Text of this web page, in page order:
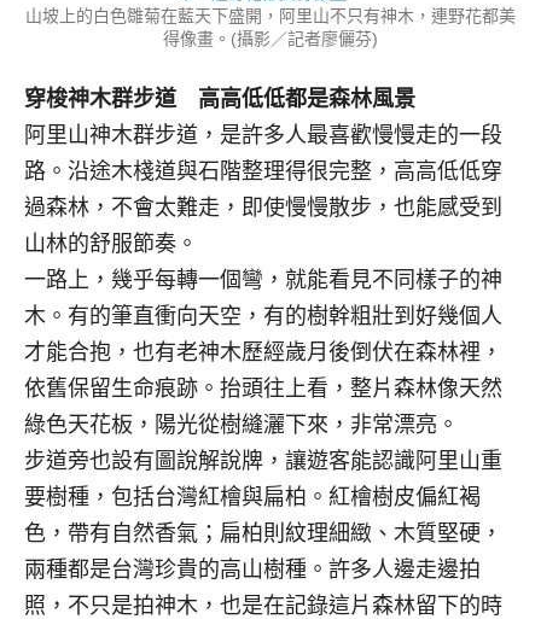
山坡上的白色雛菊在藍天下盛開，阿里山不只有神木，連野花都美
得像畫。(攝影／記者廖儷芬)
穿梭神木群步道 高高低低都是森林風景
阿里山神木群步道，是許多人最喜歡慢慢走的一段
路。沿途木棧道與石階整理得很完整，高高低低穿
過森林，不會太難走，即使慢慢散步，也能感受到
山林的舒服節奏。
一路上，幾乎每轉一個彎，就能看見不同樣子的神
木。有的筆直衝向天空，有的樹幹粗壯到好幾個人
才能合抱，也有老神木歷經歲月後倒伏在森林裡，
依舊保留生命痕跡。抬頭往上看，整片森林像天然
綠色天花板，陽光從樹縫灑下來，非常漂亮。
步道旁也設有圖說解說牌，讓遊客能認識阿里山重
要樹種，包括台灣紅檜與扁柏。紅檜樹皮偏紅褐
色，帶有自然香氣；扁柏則紋理細緻、木質堅硬，
兩種都是台灣珍貴的高山樹種。許多人邊走邊拍
照，不只是拍神木，也是在記錄這片森林留下的時